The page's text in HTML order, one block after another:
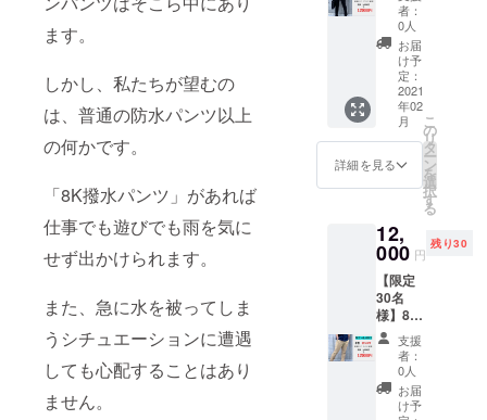
ます。
しかし、私たちが望むの
は、普通の防水パンツ以上
の何かです。
「8K撥水パンツ」があれば
仕事でも遊びでも雨を気に
せず出かけられます。
また、急に水を被ってしま
うシチュエーションに遭遇
しても心配することはあり
ません。
ンツ
25％OF
F ・8K
撥水パ
ンツ
ブラッ
ク ・取
扱説明
書
者：
0人
お届
け予
定：
2021
年02
月
詳細を見る
こ
の
リ
タ
ー
ン
を
選
択
す
る
12,
000 円
残り30
【限定
30名
様】8K
撥水パ
ンツ
25％OF
F ・8K
撥水パ
支援
者：
0人
お届
け予